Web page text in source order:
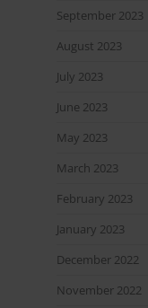
September 2023
August 2023
July 2023
June 2023
May 2023
March 2023
February 2023
January 2023
December 2022
November 2022